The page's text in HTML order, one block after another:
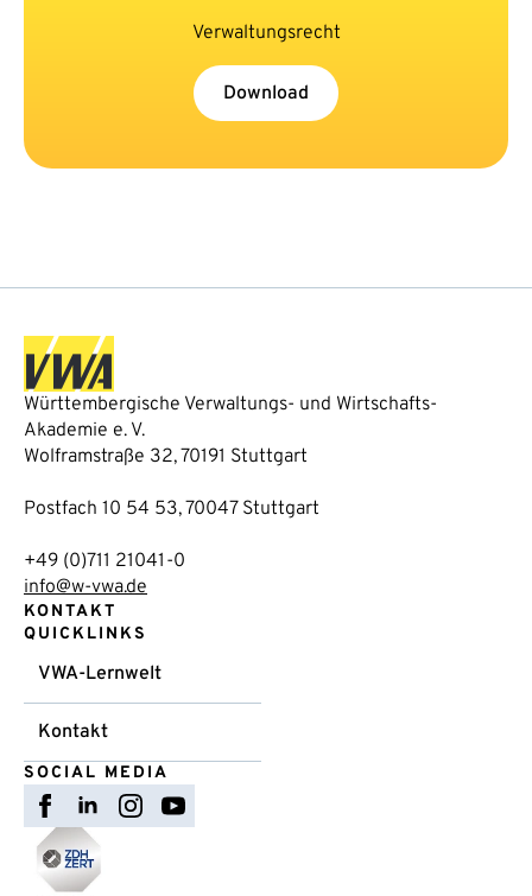
Verwaltungsrecht
Download
Württembergische Verwaltungs- und Wirtschafts-
Akademie e. V.
Wolframstraße 32, 70191 Stuttgart
Postfach 10 54 53, 70047 Stuttgart
+49 (0)711 21041-0
info@w-vwa.de
KONTAKT
QUICKLINKS
VWA-Lernwelt
Kontakt
SOCIAL MEDIA